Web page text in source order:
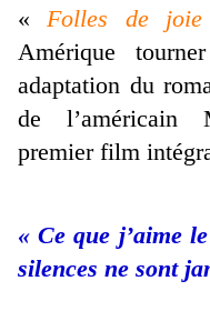
«
Folles de joie
Amérique
adaptation du
de l’américain
premier film
« Ce que j’aime
silences ne sont